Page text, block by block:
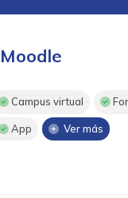
Moodle
Campus virtual
App Ver más